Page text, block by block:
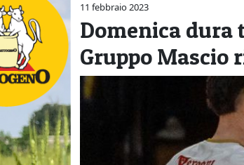
11 febbraio 2023
Domenica dura
Gruppo Mascio